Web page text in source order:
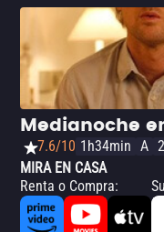
Medianoche
7.6/10 1h34min A
MIRA EN CASA
Renta o Compra: